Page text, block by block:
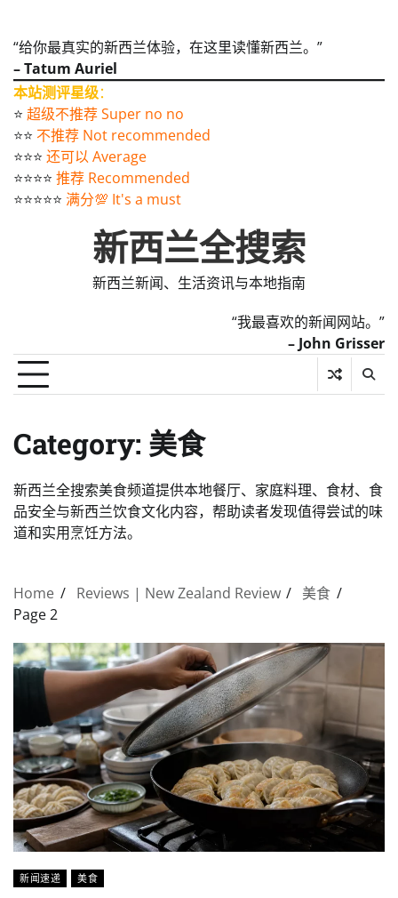
“给你最真实的新西兰体验，在这里读懂新西兰。”
– Tatum Auriel
本站测评星级：
⭐️ 超级不推荐 Super no no
⭐️⭐️ 不推荐 Not recommended
⭐️⭐️⭐️ 还可以 Average
⭐️⭐️⭐️⭐️ 推荐 Recommended
⭐️⭐️⭐️⭐️⭐️ 满分💯 It's a must
新西兰全搜索
新西兰新闻、生活资讯与本地指南
“我最喜欢的新闻网站。”
– John Grisser
Category: 美食
新西兰全搜索美食频道提供本地餐厅、家庭料理、食材、食
品安全与新西兰饮食文化内容，帮助读者发现值得尝试的味
道和实用烹饪方法。
Home Reviews | New Zealand Review
美食
Page 2
新闻速递 美食